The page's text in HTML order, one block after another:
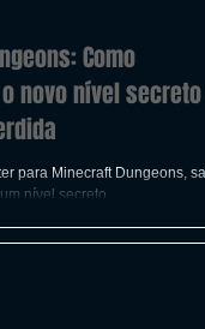
Como
novo nível secreto
para Minecraft Dungeons,
nível secreto.